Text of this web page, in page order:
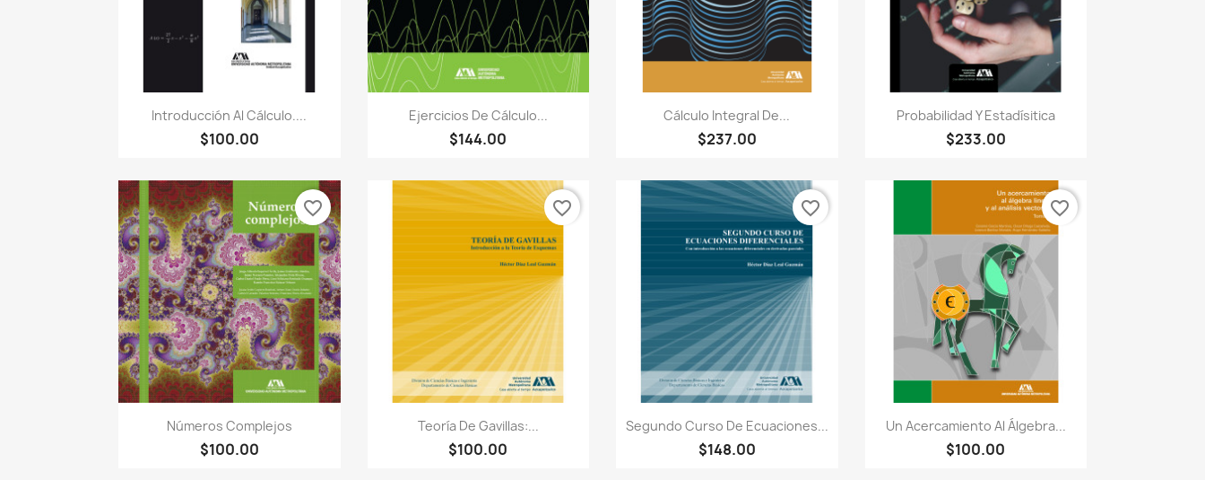
Vista rápida
Introducción Al Cálculo....
$100.00
Vista rápida
Ejercicios De Cálculo...
$144.00
Vista rápida
Cálculo Integral De...
$237.00
Vista rápida
Probabilidad Y Estadísitica
$233.00
Vista rápida
Números Complejos
$100.00
favorite_border
Vista rápida
Teoría De Gavillas:...
$100.00
favorite_border
Vista rápida
Segundo Curso De Ecuaciones...
$148.00
favorite_border
Vista rápida
Un Acercamiento Al Álgebra...
$100.00
favorite_border